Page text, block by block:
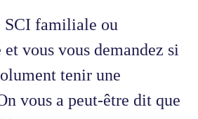
SCI familiale ou
vous vous demandez si
tenir une
vous a peut-être dit que